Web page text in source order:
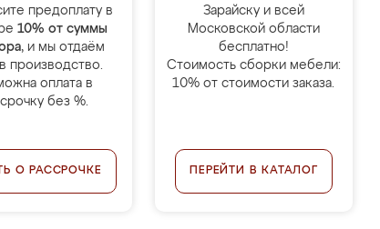
предоплату в
10% от суммы
, и мы отдаём
производство.
оплата в
без %.
О РАССРОЧКЕ
Зарайску и всей
Московской области
бесплатно!
Стоимость сборки мебели:
10% от стоимости заказа.
ПЕРЕЙТИ В КАТАЛОГ